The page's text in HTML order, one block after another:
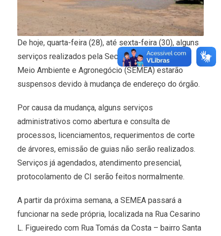
De hoje, quarta-feira (28), até sexta-feira (30), alguns
serviços realizados pela Secretaria Municipal de
Meio Ambiente e Agronegócio (SEMEA) estarão
suspensos devido à mudança de endereço do órgão.
Por causa da mudança, alguns serviços
administrativos como abertura e consulta de
processos, licenciamentos, requerimentos de corte
de árvores, emissão de guias não serão realizados.
Serviços já agendados, atendimento presencial,
protocolamento de CI serão feitos normalmente.
A partir da próxima semana, a SEMEA passará a
funcionar na sede própria, localizada na Rua Cesarino
L. Figueiredo com Rua Tomás da Costa – bairro Santa